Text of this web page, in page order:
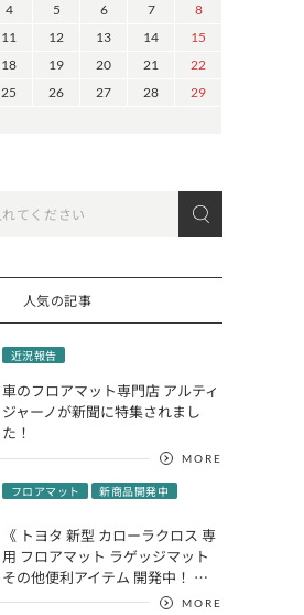
4 5 6 7
8
11 12 13 14
15
18 19 20 21
22
25 26 27 28
29
人気の記事
近況報告
車のフロアマット専門店 アルティ
ジャーノが新聞に特集されまし
た！
MORE
フロアマット 新商品開発中
《 トヨタ 新型 カローラクロス 専
用 フロアマット ラゲッジマット
その他便利アイテム 開発中！ …
MORE